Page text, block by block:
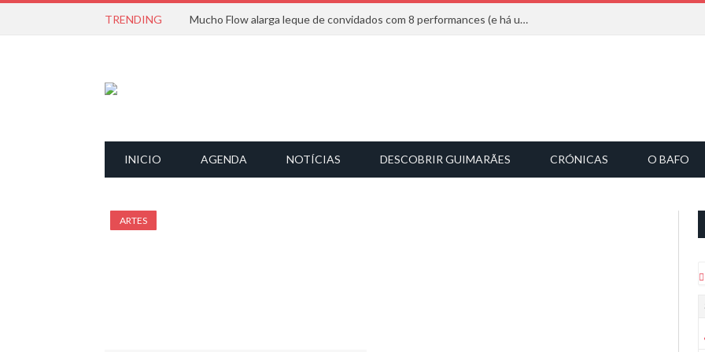
TRENDING Mucho Flow alarga leque de convidados com 8 performances (e há uma saída)
INICIO AGENDA NOTÍCIAS DESCOBRIR GUIMARÃES CRÓNICAS O BAFO
ARTES